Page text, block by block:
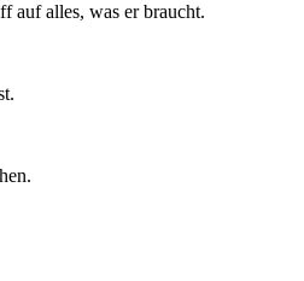
auf alles, was er braucht.